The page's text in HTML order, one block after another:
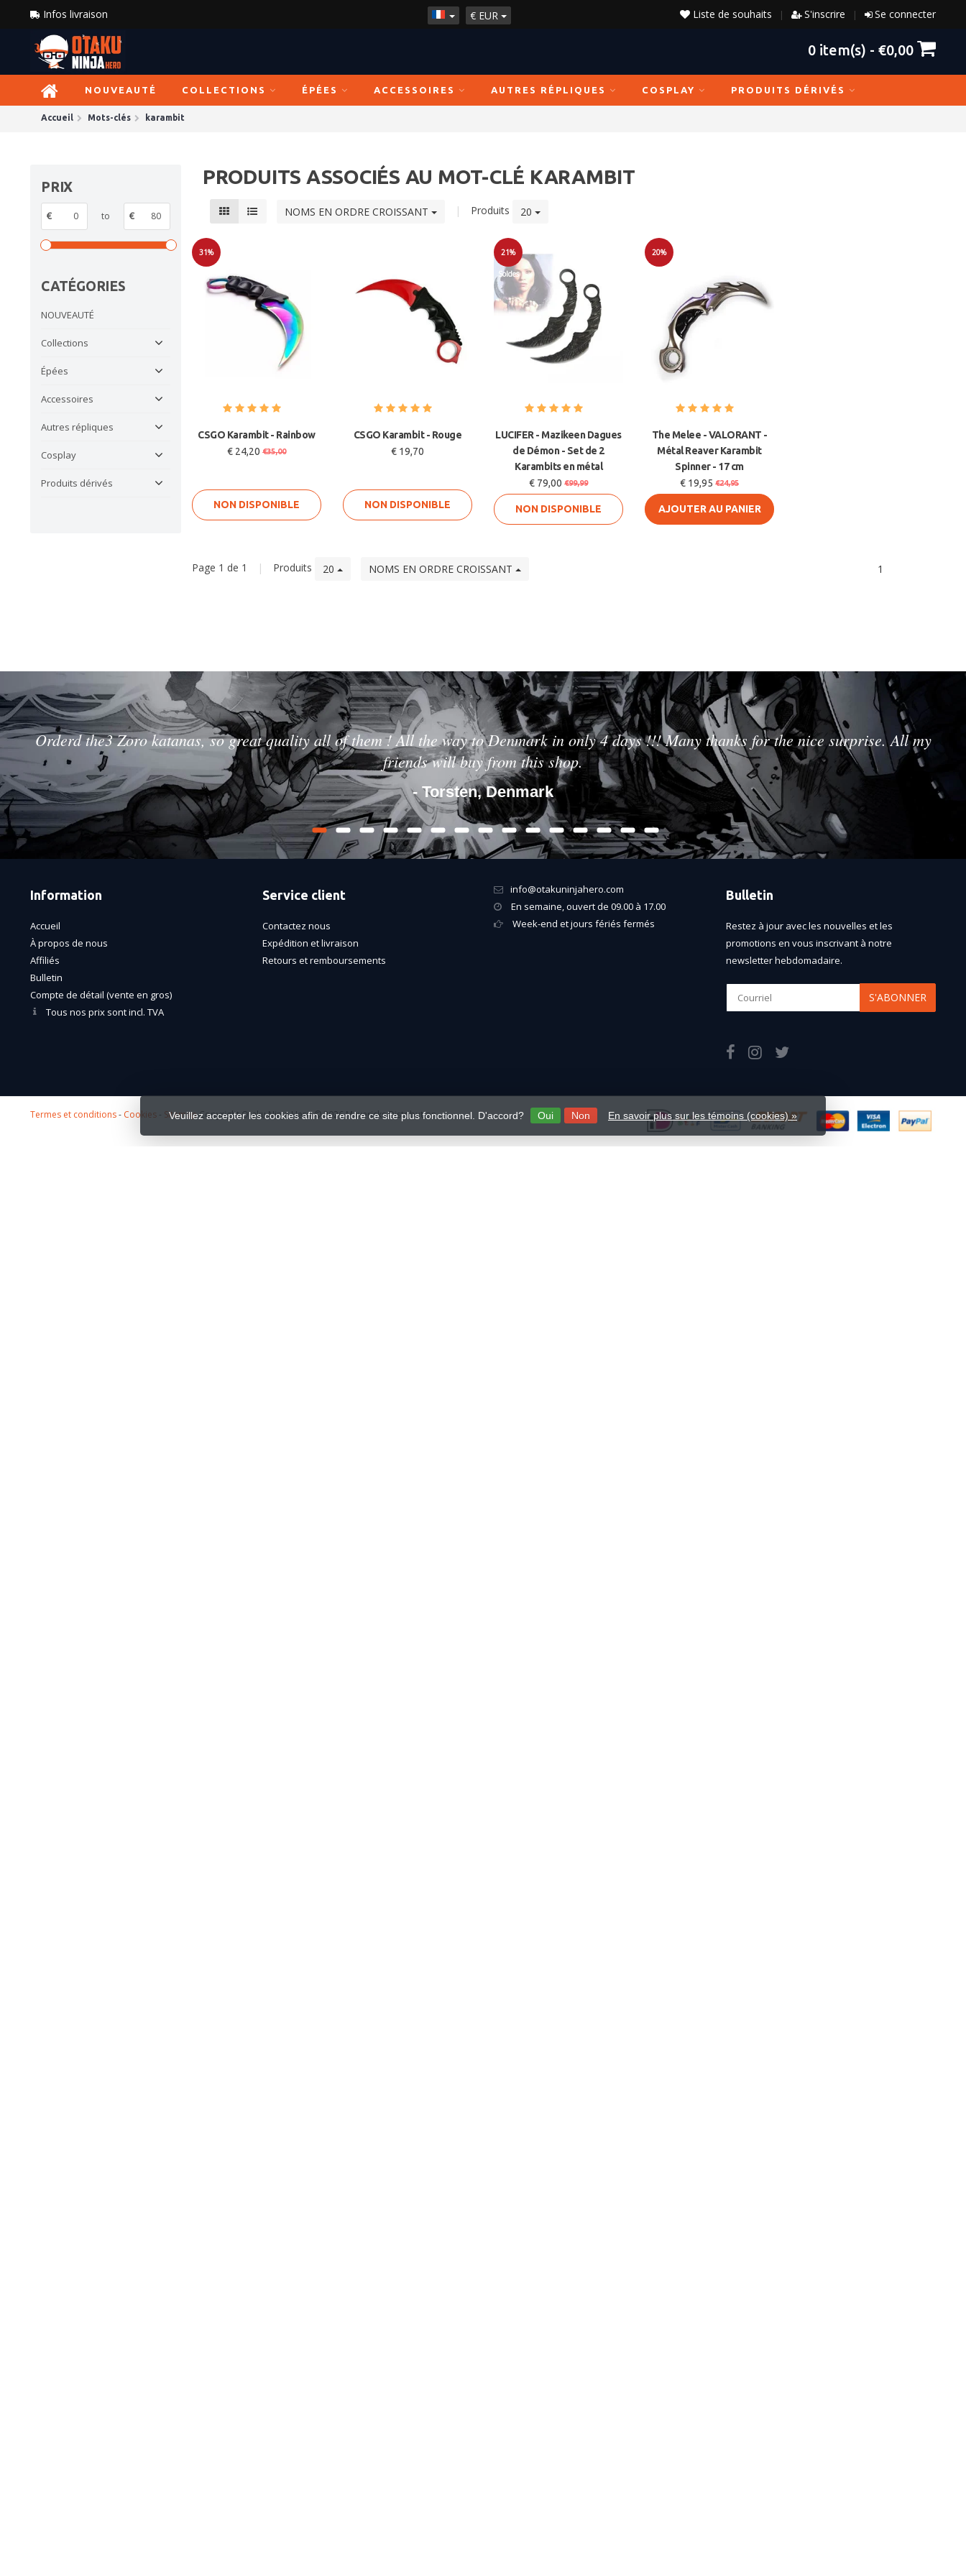
Infos livraison € EUR Se connecter
|
S'inscrire
|
Liste de souhaits
0 item(s) - €0,00
NOUVEAUTÉ COLLECTIONS ÉPÉES ACCESSOIRES AUTRES RÉPLIQUES COSPLAY PRODUITS DÉRIVÉS
Accueil Mots-clés karambit
PRIX
€ to €
CATÉGORIES
NOUVEAUTÉ
Collections
Épées
Accessoires
Autres répliques
Cosplay
Produits dérivés
PRODUITS ASSOCIÉS AU MOT-CLÉ KARAMBIT
NOMS EN ORDRE CROISSANT | Produits 20
31%
CSGO Karambit - Rainbow
€ 24,20 €35,00
NON DISPONIBLE
CSGO Karambit - Rouge
€ 19,70
NON DISPONIBLE
21%
Soldes
LUCIFER - Mazikeen Dagues
de Démon - Set de 2
Karambits en métal
€ 79,00 €99,99
NON DISPONIBLE
20%
The Melee - VALORANT -
Métal Reaver Karambit
Spinner - 17 cm
€ 19,95 €24,95
AJOUTER AU PANIER
Page 1 de 1 | Produits 20 NOMS EN ORDRE CROISSANT 1
Orderd the3 Zoro katanas, so great quality all of them ! All the way to Denmark in only 4 days !!! Many thanks for the nice surprise. All my
friends will buy from this shop.
- Torsten, Denmark
Information
Accueil
À propos de nous
Affiliés
Bulletin
Compte de détail (vente en gros)
Tous nos prix sont incl. TVA
Service client
Contactez nous
Expédition et livraison
Retours et remboursements
info@otakuninjahero.com
En semaine, ouvert de 09.00 à 17.00
Week-end et jours fériés fermés
Bulletin
Restez à jour avec les nouvelles et les
promotions en vous inscrivant à notre
newsletter hebdomadaire.
S'ABONNER
Veuillez accepter les cookies afin de rendre ce site plus fonctionnel. D'accord? Oui Non En savoir plus sur les témoins (cookies) »
Termes et conditions- Cookies - SitemapCopyright Otaku Ninja Hero © 2026 Mavericks Distribution